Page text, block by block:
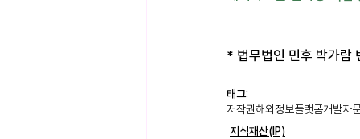
* 법무법인 민후 박가람
태그:
저작권해외정보플랫폼개발자
지식재산(IP)